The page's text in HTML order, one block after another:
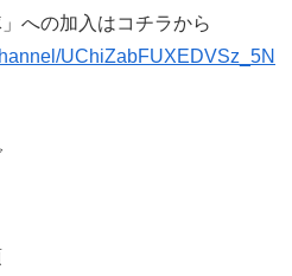
への加入はコチラから
UChiZabFUXEDVSz_5N